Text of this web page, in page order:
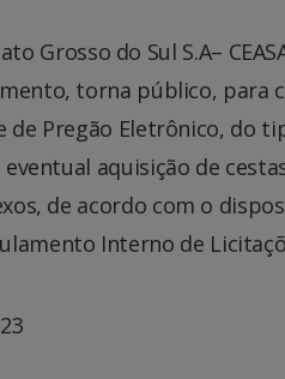
Grosso do Sul S.A–
torna público, para
de Pregão Eletrônico, do
aquisição de
de acordo com o
Interno de